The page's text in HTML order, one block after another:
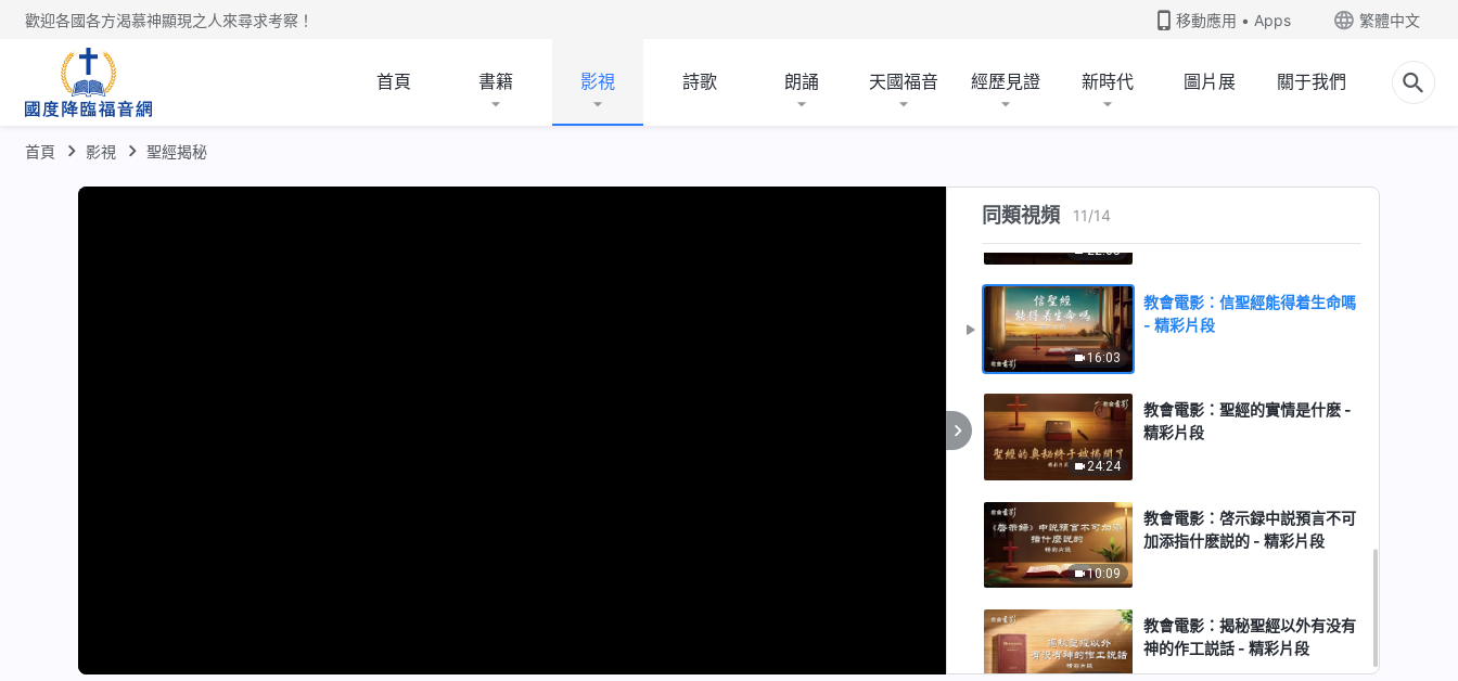
歡迎各國各方渴慕神顯現之人來尋求考察！ 移動應用 • Apps 繁體中文
首頁 書籍 影視 詩歌 朗誦 天國福音 經歷見證 新時代 圖片展 關于我們
首頁 影視 聖經揭秘
同類視頻 11/14
教會電影：信聖經就是信主嗎 -
22:05
16:03
教會電影：信聖經能得着生命嗎
- 精彩片段
24:24
教會電影：聖經的實情是什麽 -
精彩片段
10:09
教會電影：啓示録中説預言不可
加添指什麽説的 - 精彩片段
教會電影：揭秘聖經以外有没有
神的作工説話 - 精彩片段